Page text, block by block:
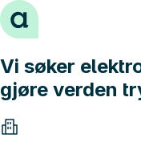
Hopp til innhold
Vi søker
gjøre verden